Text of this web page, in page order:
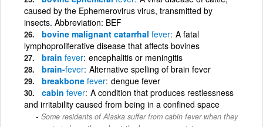
caused by the Ephemerovirus virus, transmitted by
insects. Abbreviation: BEF
bovine malignant catarrhal fever A fatal
lymphoproliferative disease that affects bovines
brain fever encephalitis or meningitis
brain-fever Alternative spelling of brain fever
breakbone fever dengue fever
cabin fever A condition that produces restlessness
and irritability caused from being in a confined space
Some residents of Alaska suffer from cabin fever when they